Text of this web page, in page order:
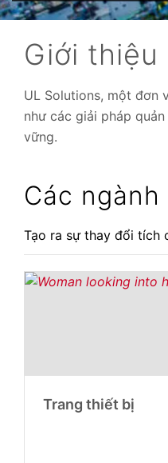
Giới thiệu
UL Solutions, một đơn
như các giải pháp
vững.
Các ngành
Tạo ra sự thay đổi tích
Trang thiết bị